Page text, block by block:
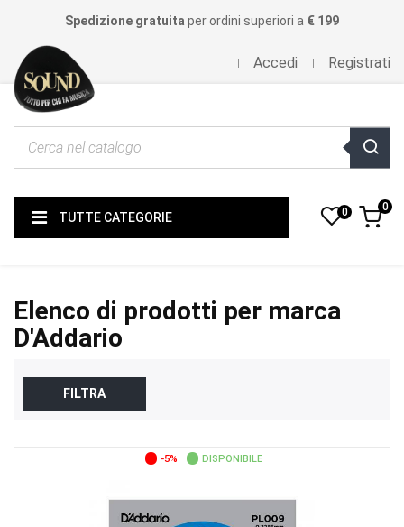
Spedizione gratuita per ordini superiori a € 199
Accedi Registrati
TUTTE CATEGORIE 0 0
Elenco di prodotti per marca
D'Addario
FILTRA
-5% DISPONIBILE